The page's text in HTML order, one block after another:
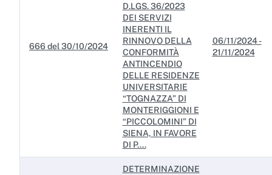
666 del 30/10/2024
D.LGS. 36/2023
DEI SERVIZI
INERENTI IL
RINNOVO DELLA
CONFORMITÀ
ANTINCENDIO
DELLE RESIDENZE
UNIVERSITARIE
“TOGNAZZA” DI
MONTERIGGIONI E
“PICCOLOMINI” DI
SIENA, IN FAVORE
DI P....
06/11/2024 -
21/11/2024
DETERMINAZIONE